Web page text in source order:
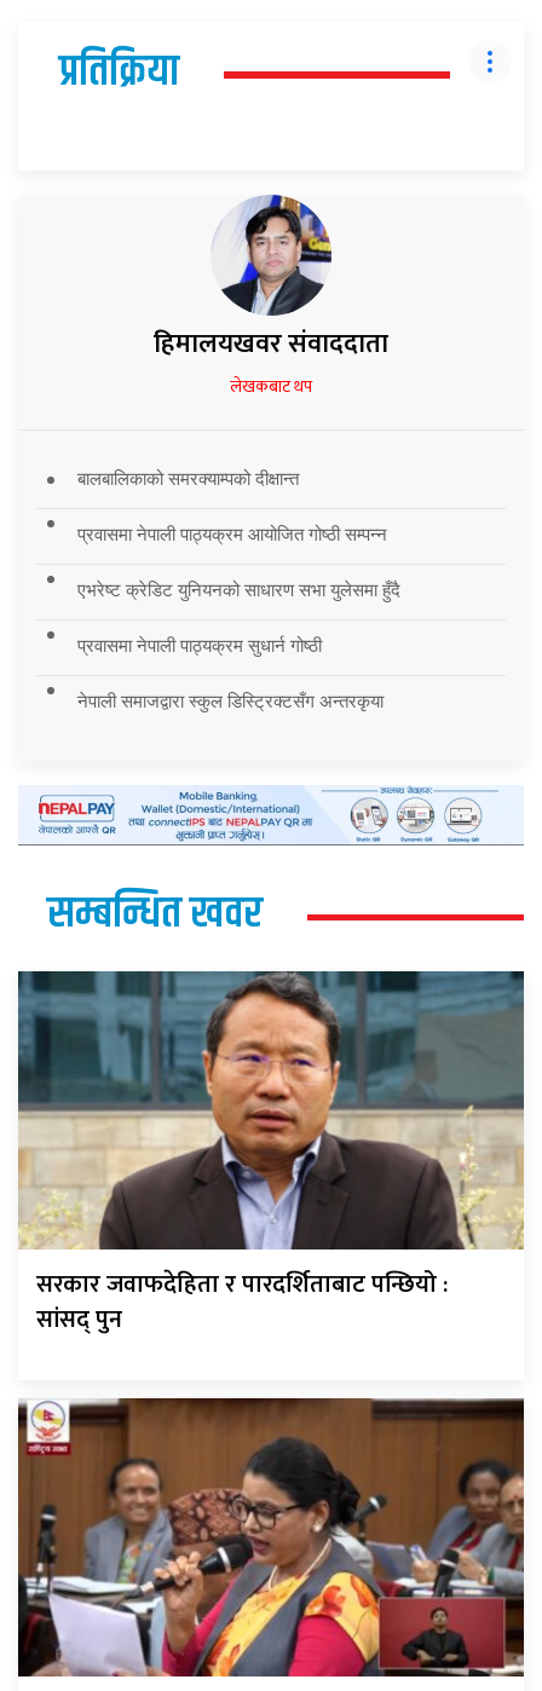
प्रतिक्रिया
हिमालयखवर संवाददाता
लेखकबाट थप
बालबालिकाको समरक्याम्पको दीक्षान्त
प्रवासमा नेपाली पाठ्यक्रम आयोजित गोष्ठी सम्पन्न
एभरेष्ट क्रेडिट युनियनको साधारण सभा युलेसमा हुँदै
प्रवासमा नेपाली पाठ्यक्रम सुधार्न गोष्ठी
नेपाली समाजद्वारा स्कुल डिस्ट्रिक्टसँग अन्तरकृया
सम्बन्धित खवर
सरकार जवाफदेहिता र पारदर्शिताबाट पन्छियो :
सांसद् पुन